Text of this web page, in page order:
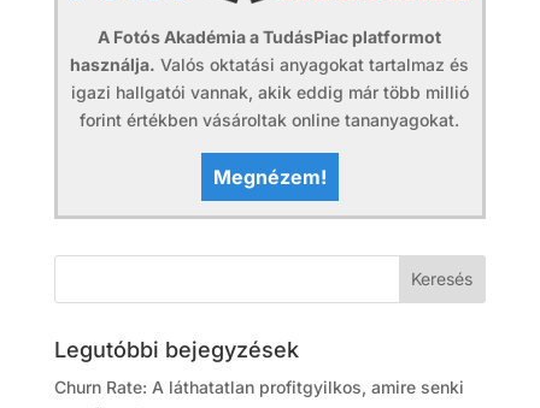
A Fotós Akadémia a TudásPiac platformot
használja. Valós oktatási anyagokat tartalmaz és
igazi hallgatói vannak, akik eddig már több millió
forint értékben vásároltak online tananyagokat.
Megnézem!
Legutóbbi bejegyzések
Churn Rate: A láthatatlan profitgyilkos, amire senki